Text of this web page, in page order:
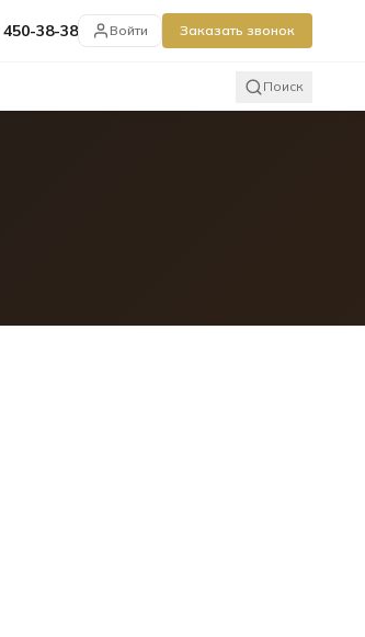
450-38-38 Войти Заказать звонок
Поиск